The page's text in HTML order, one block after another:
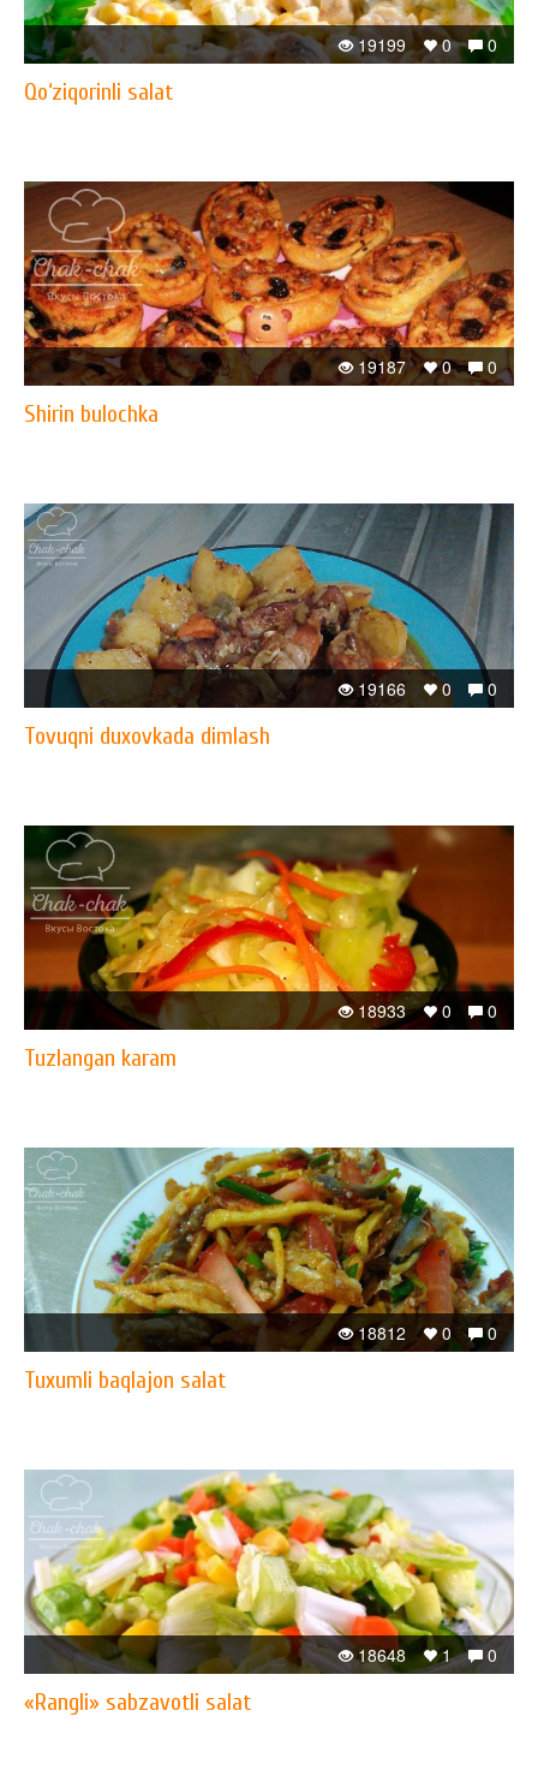
0
0
19199
Qo‘ziqorinli salat
0
0
19187
Shirin bulochka
0
0
19166
Tovuqni duxovkada dimlash
0
0
18933
Tuzlangan karam
0
0
18812
Tuxumli baqlajon salat
0
1
18648
«Rangli» sabzavotli salat